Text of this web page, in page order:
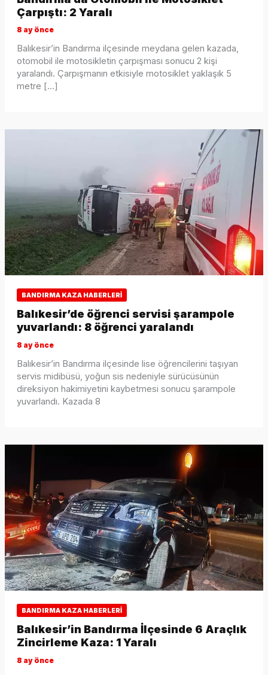
Çarpıştı: 2 Yaralı
8 ay önce
Balıkesir’in Bandırma ilçesinde meydana gelen kazada,
otomobil ile motosikletin çarpışması sonucu 2 kişi
yaralandı. Çarpışmanın etkisiyle motosiklet yaklaşık 5
metre […]
BANDIRMA KAZA HABERLERI
Balıkesir’de öğrenci servisi şarampole
yuvarlandı: 8 öğrenci yaralandı
8 ay önce
Balıkesir’in Bandırma ilçesinde lise öğrencilerini taşıyan
servis midibüsü, yoğun sis nedeniyle sürücüsünün
direksiyon hakimiyetini kaybetmesi sonucu şarampole
yuvarlandı. Kazada 8
BANDIRMA KAZA HABERLERI
Balıkesir’in Bandırma İlçesinde 6 Araçlık
Zincirleme Kaza: 1 Yaralı
8 ay önce